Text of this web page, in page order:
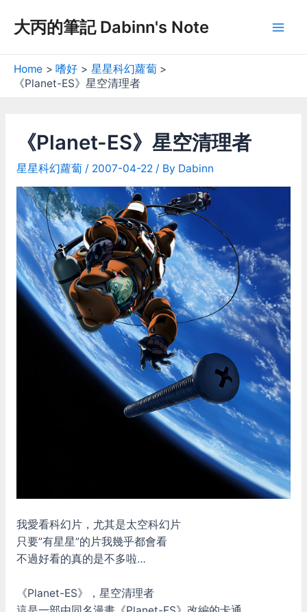
大丙的筆記 Dabinn's Note
Home 嗜好
星星科幻蘿蔔
《Planet-ES》星空清理者
《Planet-ES》星空清理者
星星科幻蘿蔔/ 2007-04-22 / By Dabinn
我愛看科幻片，尤其是太空科幻片
只要”有星星”的片我幾乎都會看
不過好看的真的是不多啦…
《Planet-ES》，星空清理者